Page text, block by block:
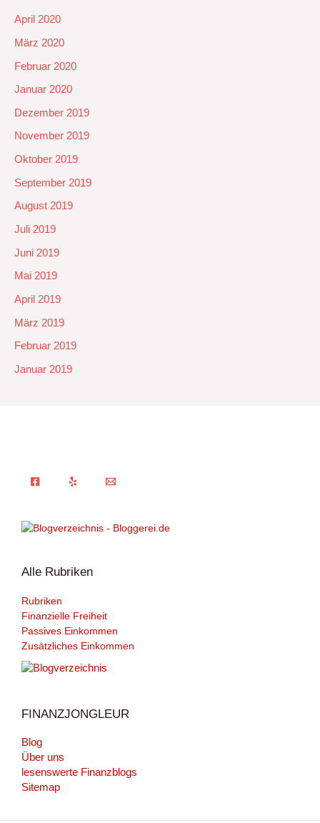
April 2020
März 2020
Februar 2020
Januar 2020
Dezember 2019
November 2019
Oktober 2019
September 2019
August 2019
Juli 2019
Juni 2019
Mai 2019
April 2019
März 2019
Februar 2019
Januar 2019
Alle Rubriken
Rubriken
Finanzielle Freiheit
Passives Einkommen
Zusätzliches Einkommen
FINANZJONGLEUR
Blog
Über uns
lesenswerte Finanzblogs
Sitemap